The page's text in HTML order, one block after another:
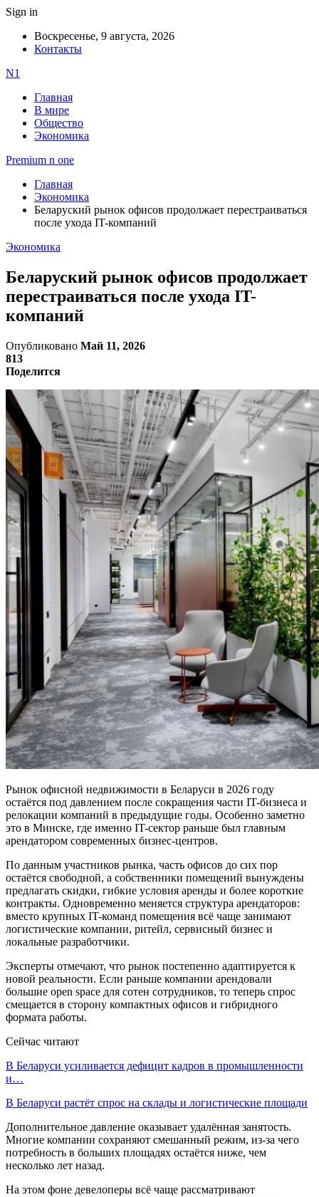
Sign in
Воскресенье, 9 августа, 2026
Контакты
N1
Главная
В мире
Общество
Экономика
Premium n one
Главная
Экономика
Беларуский рынок офисов продолжает перестраиваться
после ухода IT-компаний
Экономика
Беларуский рынок офисов продолжает
перестраиваться после ухода IT-
компаний
Опубликовано Май 11, 2026
813
Поделится
Рынок офисной недвижимости в Беларуси в 2026 году
остаётся под давлением после сокращения части IT-бизнеса и
релокации компаний в предыдущие годы. Особенно заметно
это в Минске, где именно IT-сектор раньше был главным
арендатором современных бизнес-центров.
По данным участников рынка, часть офисов до сих пор
остаётся свободной, а собственники помещений вынуждены
предлагать скидки, гибкие условия аренды и более короткие
контракты. Одновременно меняется структура арендаторов:
вместо крупных IT-команд помещения всё чаще занимают
логистические компании, ритейл, сервисный бизнес и
локальные разработчики.
Эксперты отмечают, что рынок постепенно адаптируется к
новой реальности. Если раньше компании арендовали
большие open space для сотен сотрудников, то теперь спрос
смещается в сторону компактных офисов и гибридного
формата работы.
Сейчас читают
В Беларуси усиливается дефицит кадров в промышленности
и…
В Беларуси растёт спрос на склады и логистические площади
Дополнительное давление оказывает удалённая занятость.
Многие компании сохраняют смешанный режим, из-за чего
потребность в больших площадях остаётся ниже, чем
несколько лет назад.
На этом фоне девелоперы всё чаще рассматривают